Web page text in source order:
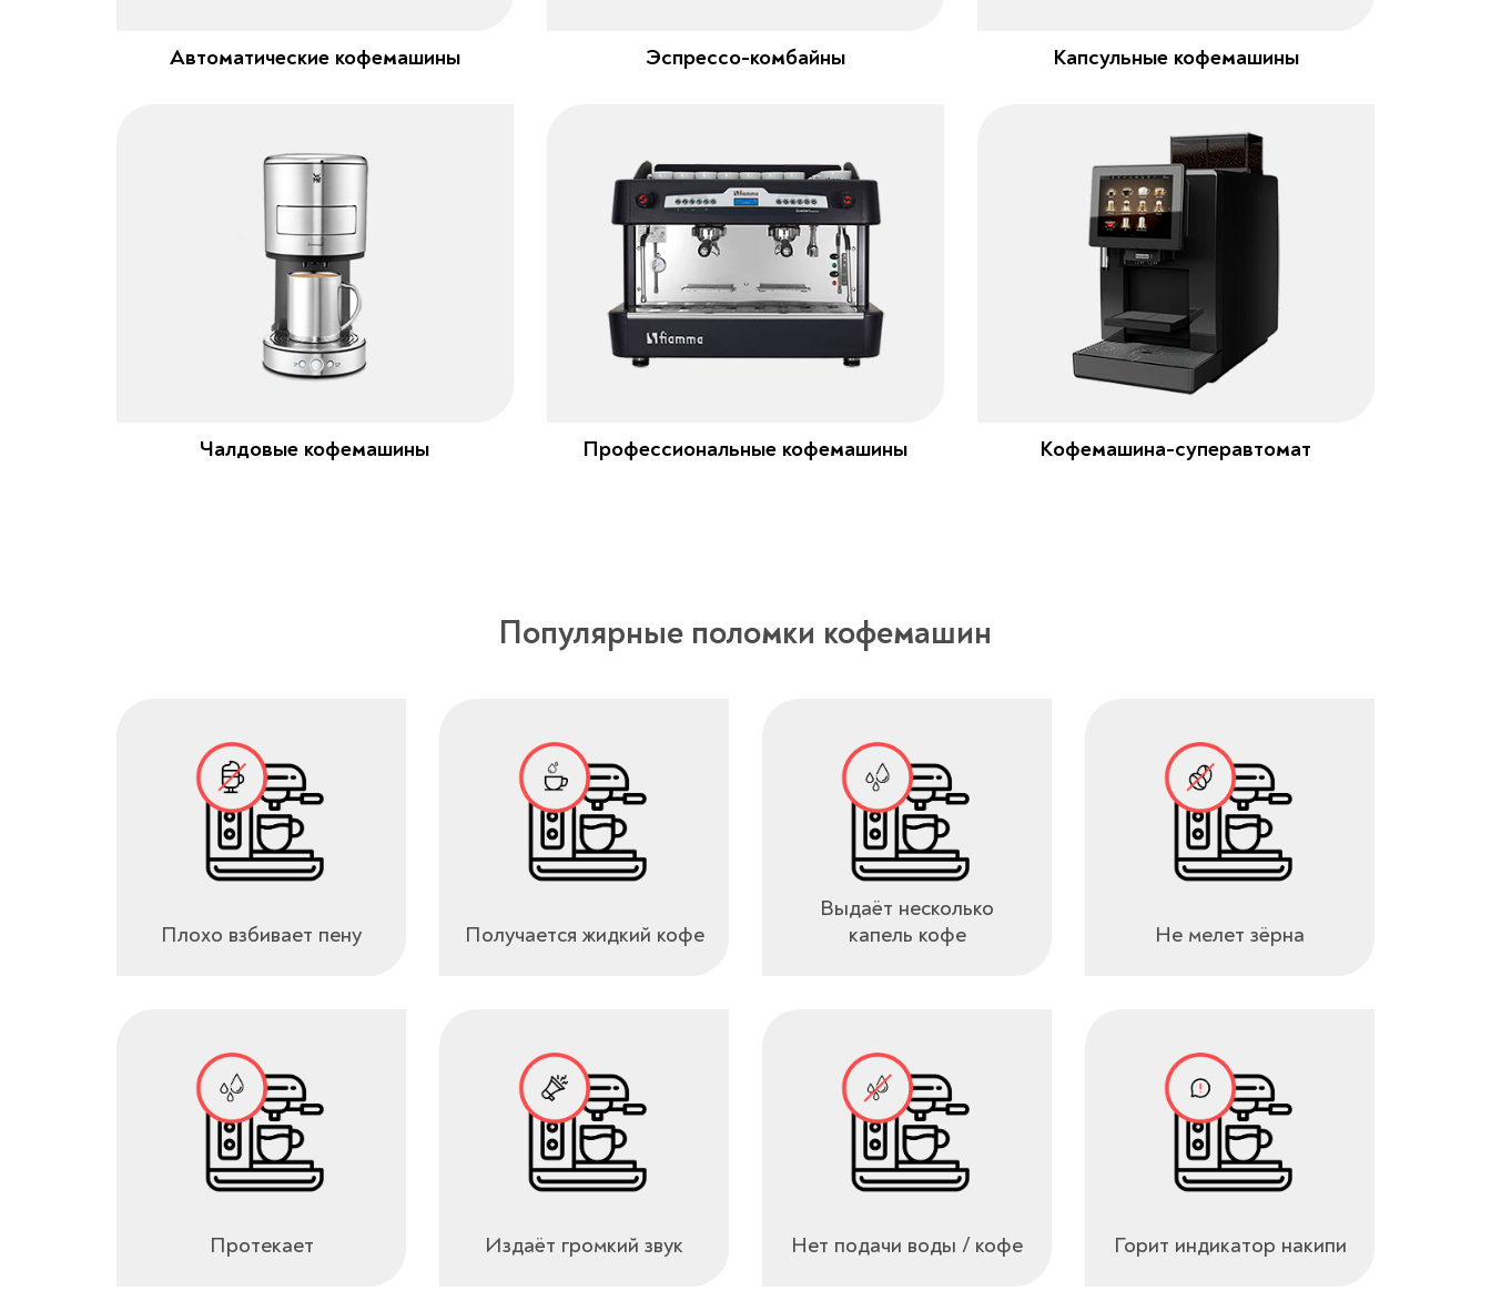
Автоматические кофемашины Эспрессо-комбайны Капсульные кофемашины
Чалдовые кофемашины Профессиональные кофемашины Кофемашина-суперавтомат
Популярные поломки кофемашин
Плохо взбивает пену Получается жидкий кофе
Выдаёт несколько
капель кофе
Не мелет зёрна
Протекает Издаёт громкий звук Нет подачи воды / кофе Горит индикатор накипи